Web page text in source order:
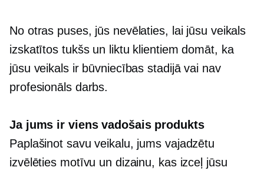
No otras puses, jūs nevēlaties, lai jūsu veikals
izskatītos tukšs un liktu klientiem domāt, ka
jūsu veikals ir būvniecības stadijā vai nav
profesionāls darbs.
Ja jums ir viens vadošais produkts
Paplašinot savu veikalu, jums vajadzētu
izvēlēties motīvu un dizainu, kas izceļ jūsu